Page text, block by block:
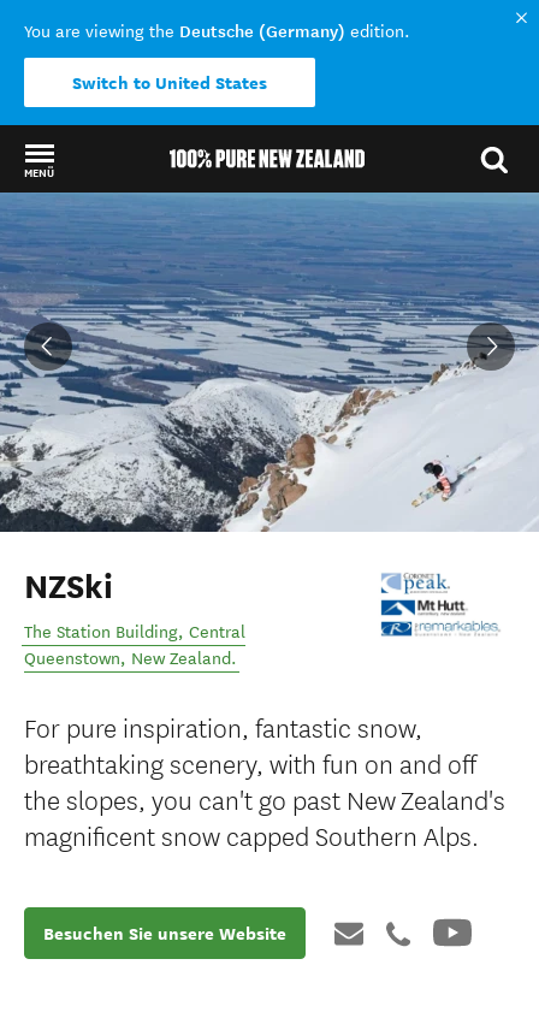
You are viewing the Deutsche (Germany) edition.
Switch to United States
MENÜ
Back to my results
NZSki
The Station Building, Central
Queenstown, New Zealand.
For pure inspiration, fantastic snow,
breathtaking scenery, with fun on and off
the slopes, you can't go past New Zealand's
magnificent snow capped Southern Alps.
Besuchen Sie unsere Website